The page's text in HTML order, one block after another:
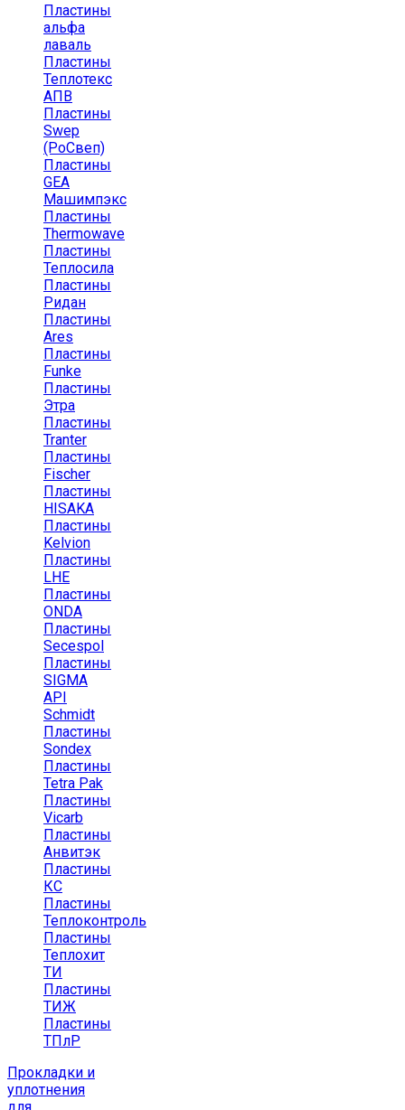
Пластины
альфа
лаваль
Пластины
Теплотекс
АПВ
Пластины
Swep
(РоСвеп)
Пластины
GEA
Машимпэкс
Пластины
Thermowave
Пластины
Теплосила
Пластины
Ридан
Пластины
Ares
Пластины
Funke
Пластины
Этра
Пластины
Tranter
Пластины
Fischer
Пластины
HISAKA
Пластины
Kelvion
Пластины
LHE
Пластины
ONDA
Пластины
Secespol
Пластины
SIGMA
API
Schmidt
Пластины
Sondex
Пластины
Tetra Pak
Пластины
Vicarb
Пластины
Анвитэк
Пластины
КС
Пластины
Теплоконтроль
Пластины
Теплохит
ТИ
Пластины
ТИЖ
Пластины
ТПлР
Прокладки и
уплотнения
для